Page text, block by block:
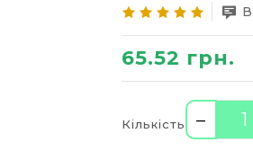
65.52 грн.
Кількість –